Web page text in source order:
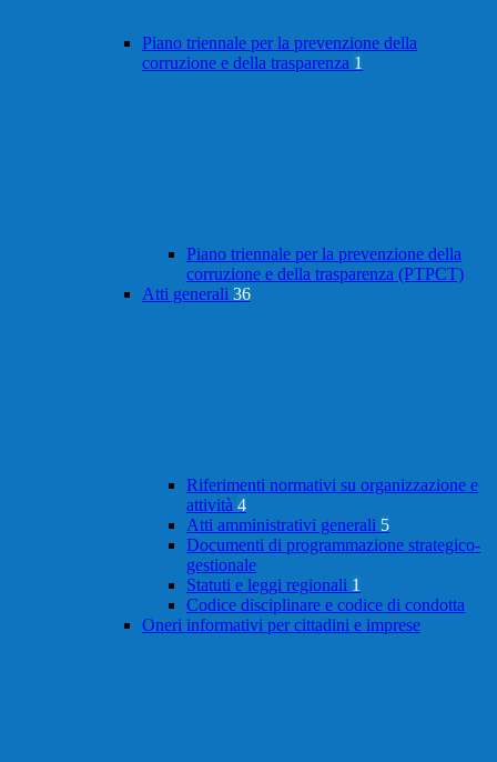
Piano triennale per la prevenzione della
corruzione e della trasparenza 1
Piano triennale per la prevenzione della
corruzione e della trasparenza (PTPCT)
Atti generali 36
Riferimenti normativi su organizzazione e
attività 4
Atti amministrativi generali 5
Documenti di programmazione strategico-
gestionale
Statuti e leggi regionali 1
Codice disciplinare e codice di condotta
Oneri informativi per cittadini e imprese